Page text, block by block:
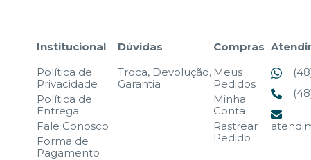
Institucional
Política de
Privacidade
Política de
Entrega
Fale Conosco
Forma de
Pagamento
Dúvidas
Troca, Devolução,
Garantia
Compras
Meus
Pedidos
Minha
Conta
Rastrear
Pedido